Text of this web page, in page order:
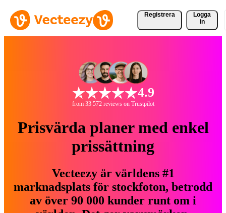
Registrera
Logga
in
4.9
from 33 572 reviews on Trustpilot
Prisvärda planer med enkel
prissättning
Vecteezy är världens #1
marknadsplats för stockfoton, betrodd
av över 90 000 kunder runt om i